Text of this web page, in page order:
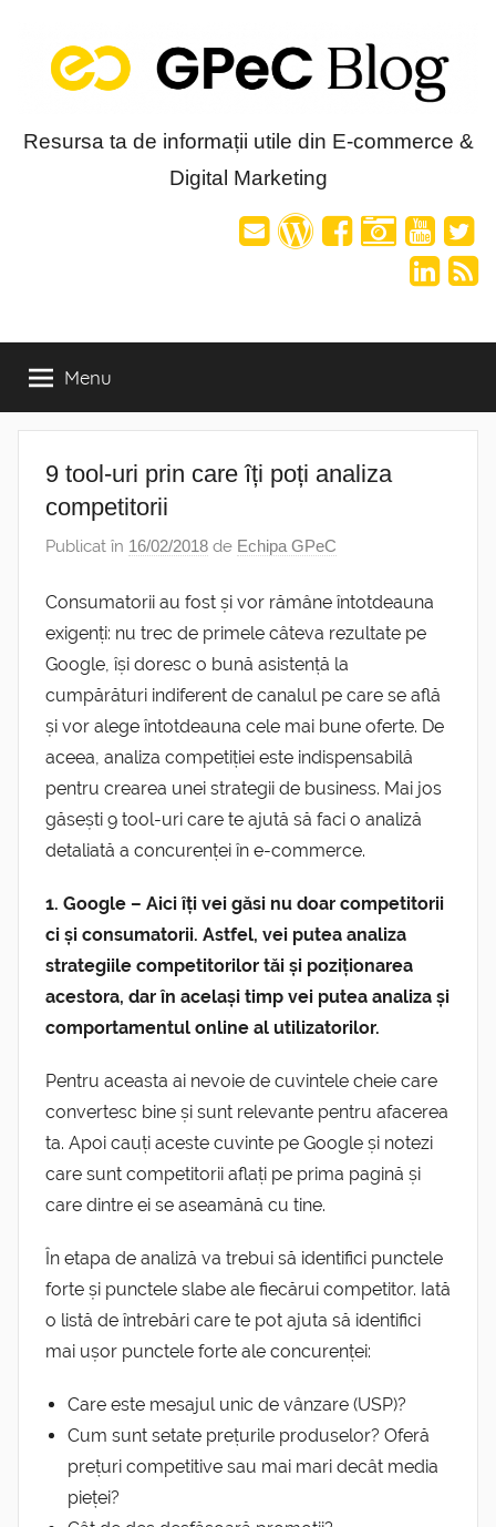
content
Blog-
Resursa ta de informații utile din E-commerce &
Digital Marketing
Menu
9 tool-uri prin care îți poți analiza
competitorii
Publicat în 16/02/2018 de Echipa GPeC
Consumatorii au fost și vor rămâne întotdeauna
exigenți: nu trec de primele câteva rezultate pe
Google, își doresc o bună asistență la
cumpărături indiferent de canalul pe care se află
și vor alege întotdeauna cele mai bune oferte. De
aceea, analiza competiției este indispensabilă
pentru crearea unei strategii de business. Mai jos
găsești 9 tool-uri care te ajută să faci o analiză
detaliată a concurenței în e-commerce.
1. Google – Aici îți vei găsi nu doar competitorii
ci și consumatorii. Astfel, vei putea analiza
strategiile competitorilor tăi și poziționarea
acestora, dar în același timp vei putea analiza și
comportamentul online al utilizatorilor.
Pentru aceasta ai nevoie de cuvintele cheie care
convertesc bine și sunt relevante pentru afacerea
ta. Apoi cauți aceste cuvinte pe Google și notezi
care sunt competitorii aflați pe prima pagină și
care dintre ei se aseamănă cu tine.
În etapa de analiză va trebui să identifici punctele
forte și punctele slabe ale fiecărui competitor. Iată
o listă de întrebări care te pot ajuta să identifici
mai ușor punctele forte ale concurenței:
Care este mesajul unic de vânzare (USP)?
Cum sunt setate prețurile produselor? Oferă
prețuri competitive sau mai mari decât media
pieței?